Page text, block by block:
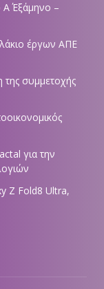
Εξάμηνο –
έργων ΑΠΕ
συμμετοχής
για την
Z Fold8 Ultra,